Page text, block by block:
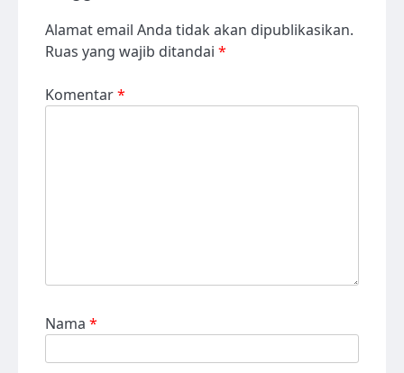
Alamat email Anda tidak akan dipublikasikan.
Ruas yang wajib ditandai *
Komentar*
Nama *